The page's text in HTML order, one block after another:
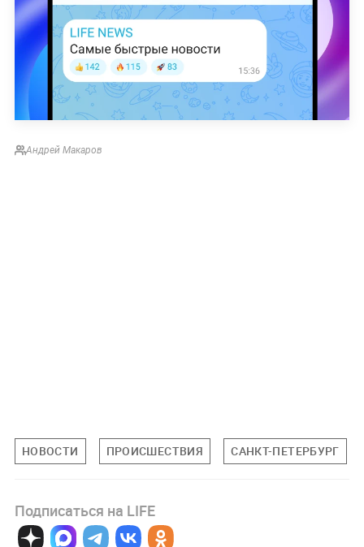
Андрей Макаров
НОВОСТИ ПРОИСШЕСТВИЯ САНКТ-ПЕТЕРБУРГ
Подписаться на LIFE